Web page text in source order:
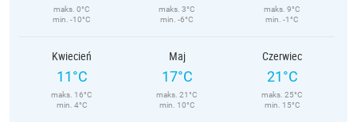
maks. 0°C
min. -10°C
maks. 3°C
min. -6°C
maks. 9°C
min. -1°C
Kwiecień
11°C
maks. 16°C
min. 4°C
Maj
17°C
maks. 21°C
min. 10°C
Czerwiec
21°C
maks. 25°C
min. 15°C